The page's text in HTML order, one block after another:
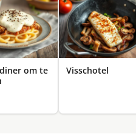
om te
Visschotel